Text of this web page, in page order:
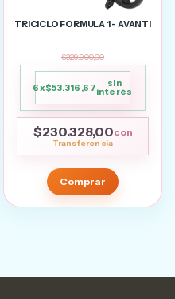
TRICICLO FORMULA 1 - AVANTI
$329.900,00
6x$53.316,67 sin
interés
$230.328,00con
Comprar